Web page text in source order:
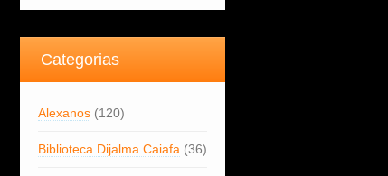
Categorias
Alexanos(120)
Biblioteca Dijalma Caiafa(36)